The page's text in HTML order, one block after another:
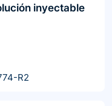
inyectable
R2